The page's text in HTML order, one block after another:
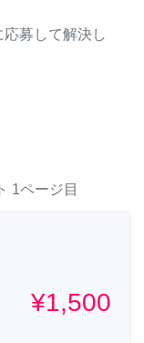
募して解決し
1ページ目
¥1,500